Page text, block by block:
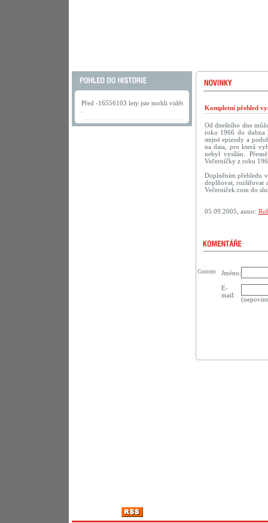
Před -16556103 lety jste mohli vidět
Kompletní přehled
Od dnešního dne
roku 1966 do dubna
stejné epizody a
na data, pro která
nebyl vysílán.
Večerníčky z roku
Doplněním přehledu
doplňovat, rozšiřovat
Večerníček.com do
05.09.2005, autor:
Jméno:
E-
mail:
Content